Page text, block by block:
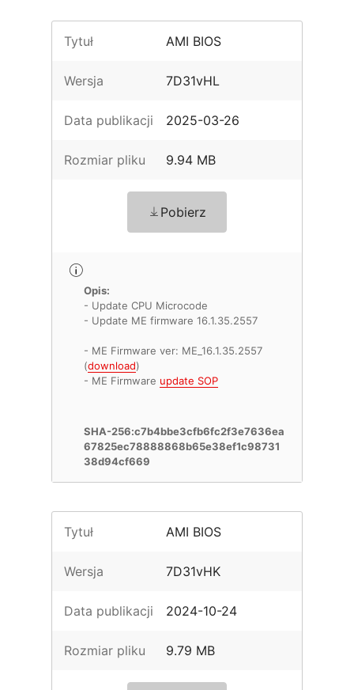
Tytuł AMI BIOS
Wersja 7D31vHL
Data publikacji 2025-03-26
Rozmiar pliku 9.94 MB
Pobierz
Opis:
- Update CPU Microcode
- Update ME firmware 16.1.35.2557
- ME Firmware ver: ME_16.1.35.2557
(download)
- ME Firmware update SOP
SHA-256:c7b4bbe3cfb6fc2f3e7636ea
67825ec78888868b65e38ef1c98731
38d94cf669
Tytuł AMI BIOS
Wersja 7D31vHK
Data publikacji 2024-10-24
Rozmiar pliku 9.79 MB